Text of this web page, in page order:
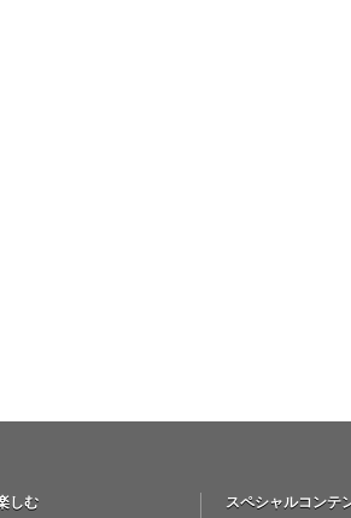
しむ
スペシャルコンテ